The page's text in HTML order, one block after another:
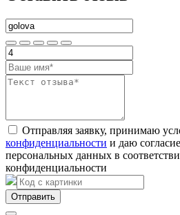
Отправляя заявку, принимаю
конфиденциальности и даю
персональных данных в
конфиденциальности
Отправить